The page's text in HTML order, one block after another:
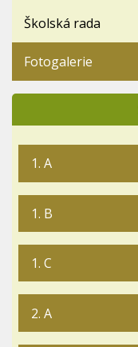
Školská rada
Fotogalerie
1. A
1. B
1. C
2. A